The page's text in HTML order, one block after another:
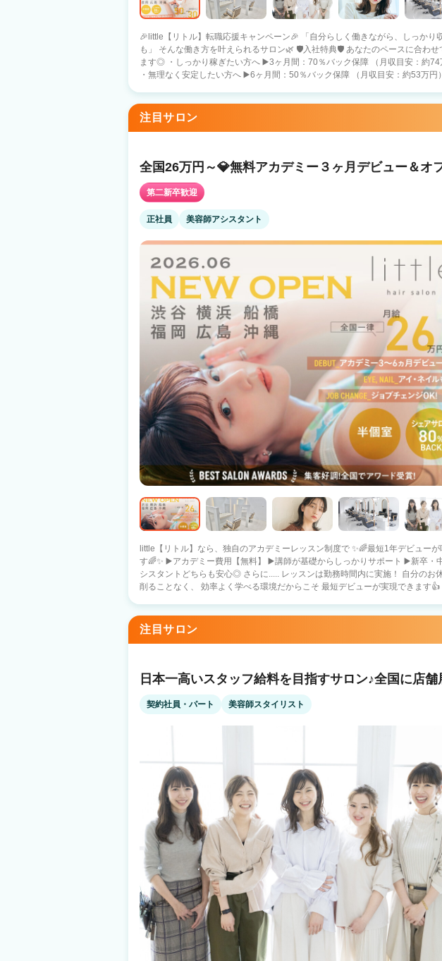
🎉little【リトル】転職応援キャンペーン🎉 「自分らしく働きながら、しっかり
も」 そんな働き方を叶えられるサロン🌿 🛡️入社特典🛡️ あなたのペースに合わせて選べ
ます◎ ・しっかり稼ぎたい方へ ▶️3ヶ月間：70％バック保障 （月収目安：約74万円）
・無理なく安定したい方へ ▶️6ヶ月間：50％バック保障 （月収目安：約53万円） 🛡️
選べる安心サポート✨ 🍀安心の報酬保証🍀 フリー：40％バック 指名 ：50％バック
面貸 ：60％バック 総売上100万（税込）超えると報酬5％UP 100万超えるス
でボーナスまたは社員旅行制度アリ（韓国予定） 💠お休み 【自由出勤】です♪ ・月６
日 👉 しっかり収入を得たい方 ・月10日 👉 プライベートとのバランスを重視
る方 ・月15日 👉 自分らしいペースで安定して働きたい方 ➡️人生をより豊かに
環境を整えております🤝 🔄️正社員 ⇔ 業務委託 切り替えOK ✔️まずは正社員で安定 ✔️
慣れたら業務委託に挑戦 ➡️ライフステージが変わっても続けられます 📩【オンライン
でもOK】【履歴書不要】 まずは見学・ご相談だけでもOK！ お気軽にご応募く
✨ 無理なく、でもちゃんと稼げる。 そんな働き方を探している方へ。 little【リトル】
注目サロン
全国26万円～💎無料アカデミー３ヶ月デビュー＆オ
第二新卒歓迎
正社員 美容師アシスタント
little【リトル】なら、独自のアカデミーレッスン制度で ✨🌈最短1年デビューが
す🌈✨ ▶️アカデミー費用【無料】 ▶️講師が基礎からしっかりサポート ▶️新卒・中途ア
シスタントどちらも安心◎ さらに..... レッスンは勤務時間内に実施！ 自分のお休みを
削ることなく、 効率よく学べる環境だからこそ 最短デビューが実現できます👍
トとして活躍したい🌀 そんな方には..... 3か月～半年後デビュープランあり！ ✅基本給
26万円スタート👑 ✅デビュースタイリストの平均給与35万円💎 即戦力の方をしっかり
談だけでもOK！ お気軽にご応募ください✨
注目サロン
日本一高いスタッフ給料を目指すサロン♪全国に店舗
契約社員・パート 美容師スタイリスト